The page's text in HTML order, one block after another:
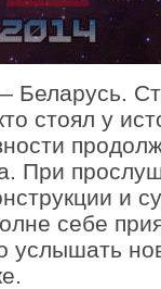
Беларусь.
стоял у
При
и
себе
услышать